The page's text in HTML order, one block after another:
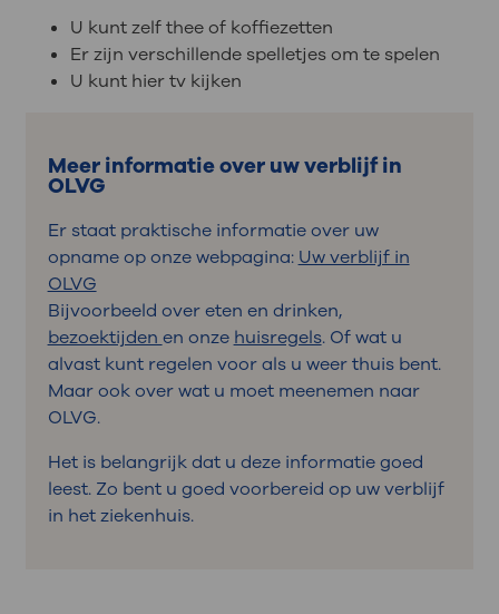
U kunt zelf thee of koffiezetten
Er zijn verschillende spelletjes om te spelen
U kunt hier tv kijken
Meer informatie over uw verblijf in
OLVG
Er staat praktische informatie over uw
opname op onze webpagina: Uw verblijf in
OLVG
Bijvoorbeeld over eten en drinken,
bezoektijden en onze huisregels. Of wat u
alvast kunt regelen voor als u weer thuis bent.
Maar ook over wat u moet meenemen naar
OLVG.
Het is belangrijk dat u deze informatie goed
leest. Zo bent u goed voorbereid op uw verblijf
in het ziekenhuis.